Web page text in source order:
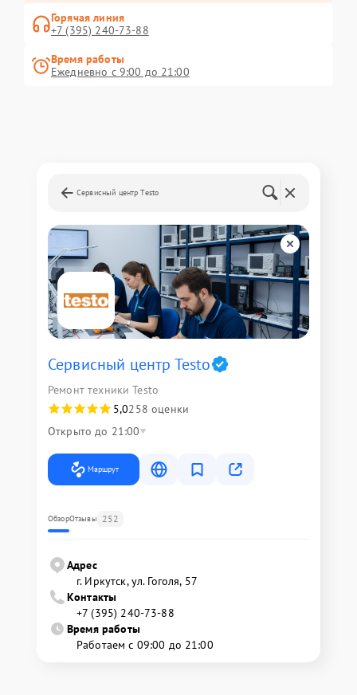
Горячая линия
+7 (395) 240-73-88
Время работы
Ежедневно с 9:00 до 21:00
Сервисный центр Testo
Сервисный центр Testo
Ремонт техники Testo
5,0258 оценки
Открыто до 21:00
Маршрут
ОбзорОтзывы 252
Адрес
г. Иркутск, ул. ​Гоголя, 57
Контакты
+7 (395) 240-73-88
Время работы
Работаем с 09:00 до 21:00